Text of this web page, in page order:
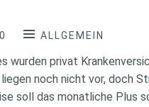
ALLGEMEIN
wurden privat
noch nicht vor, doch
soll das monatliche Plus